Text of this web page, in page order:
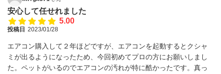
安心して任せれました
5.00
投稿日 2023/01/28
エアコン購入して２年ほどですが、エアコンを起動するとクシャ
ミが出るようになったため、今回初めてプロの方にお願いしまし
た。ペットがいるのでエアコンの汚れが特に酷かったです。真っ